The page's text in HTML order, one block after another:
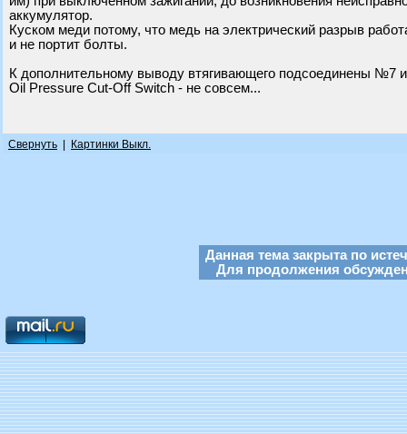
аккумулятор.
Куском меди потому, что медь на электрический разрыв
и не портит болты.
К дополнительному выводу втягивающего подсоединены №7
Oil Pressure Cut-Off Switch - не совсем...
Свернуть Картинки Выкл.
Данная тема закрыта по
Для продолжения